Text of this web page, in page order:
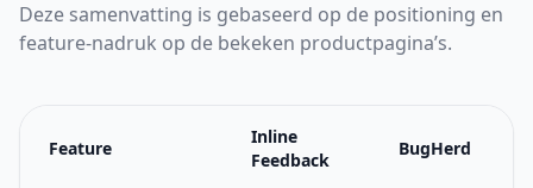
Deze samenvatting is gebaseerd op de positioning en
feature-nadruk op de bekeken productpagina’s.
Feature
Inline
Feedback
BugHerd